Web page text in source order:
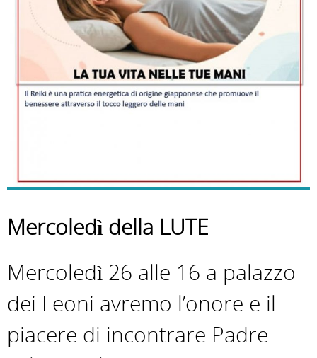
Mercoledì della LUTE
Mercoledì 26 alle 16 a palazzo
dei Leoni avremo l’onore e il
piacere di incontrare Padre